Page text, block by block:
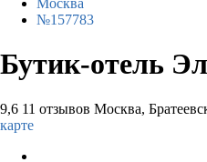
Москва
№157783
Бутик-отель
9,6 11 отзывов Москва,
карте